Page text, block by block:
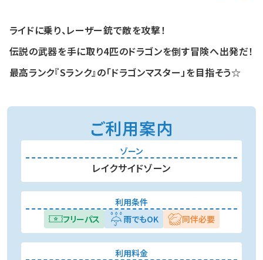
ライドに乗り、レーザー銃で敵を攻撃！
伝説の武器を手に取り4匹のドラゴンを倒す冒険へ出発だ！
最高ランク『Sランク』の「ドラゴンマスター」を目指そう☆
ご利用案内
ゾーン
レイクサイドゾーン
利用条件
フリーパス
雨でもOK 同伴必要
利用料金